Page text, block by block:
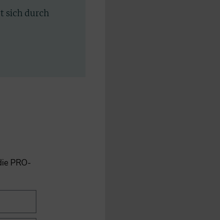
sich durch
PRO-